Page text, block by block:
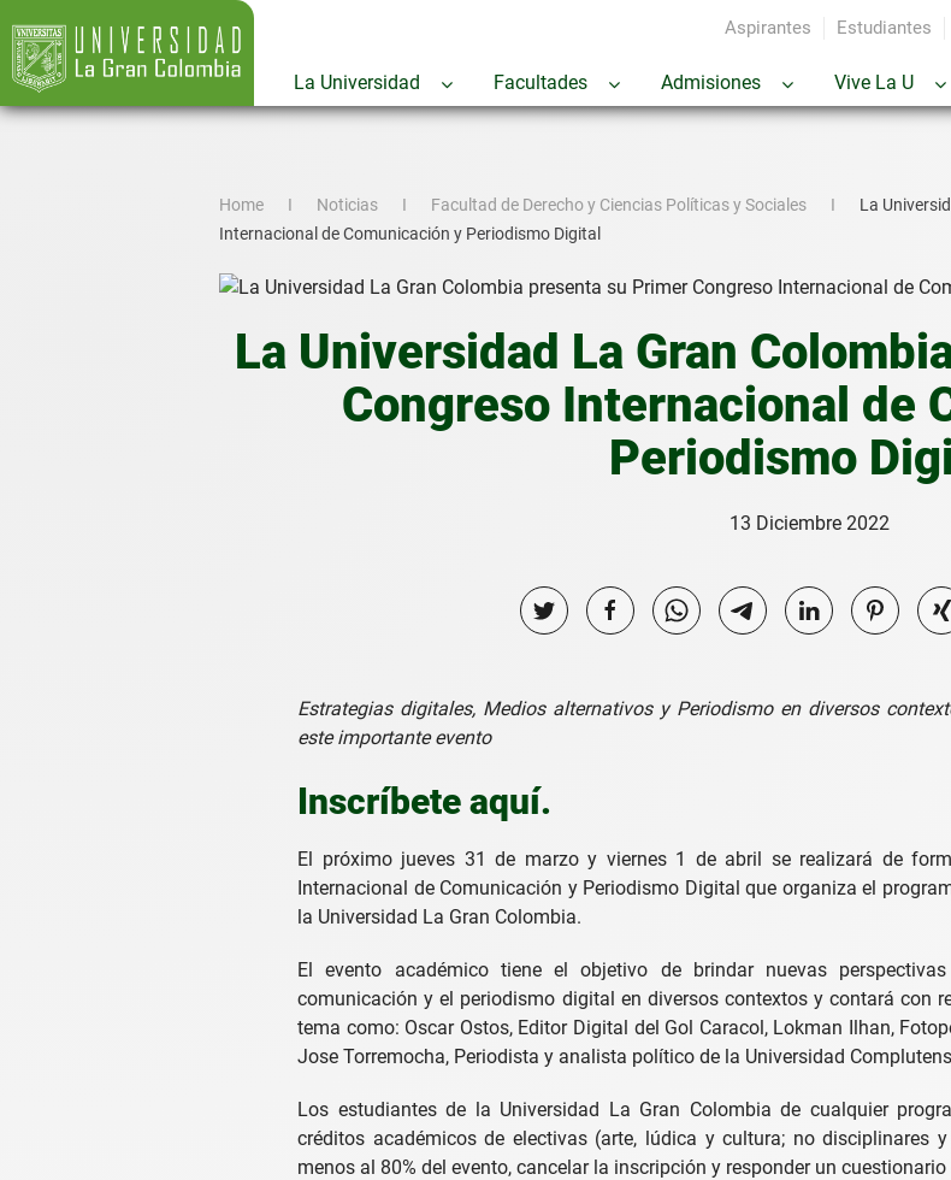
Aspirantes Estudiantes
La Universidad Facultades Admisiones Vive La U
Home Noticias Facultad de Derecho y Ciencias Políticas y Sociales
La
Internacional de Comunicación y Periodismo Digital
La Universidad La Gran
Congreso Internacional de
Periodismo
13 Diciembre 2022
Estrategias digitales, Medios alternativos y Periodismo en diversos
este importante evento
Inscríbete aquí.
El próximo jueves 31 de marzo y viernes 1 de abril se realizará de
Internacional de Comunicación y Periodismo Digital que organiza el
la Universidad La Gran Colombia.
El evento académico tiene el objetivo de brindar nuevas
comunicación y el periodismo digital en diversos contextos y contará con
tema como: Oscar Ostos, Editor Digital del Gol Caracol, Lokman Ilhan,
Jose Torremocha, Periodista y analista político de la Universidad
Los estudiantes de la Universidad La Gran Colombia de cualquier
créditos académicos de electivas (arte, lúdica y cultura; no disciplinares
menos al 80% del evento, cancelar la inscripción y responder un